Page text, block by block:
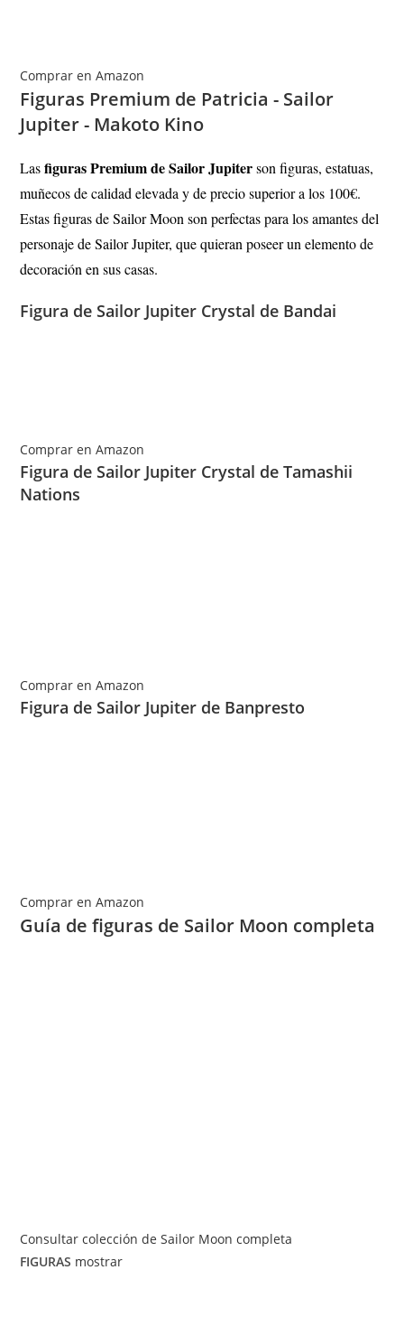
Comprar en Amazon
Figuras Premium de Patricia - Sailor
Jupiter - Makoto Kino
Lasfiguras Premium de Sailor Jupiterson figuras, estatuas,
muñecos de calidad elevada y de precio superior a los 100€.
Estas figuras de Sailor Moon son perfectas para los amantes del
personaje de Sailor Jupiter, que quieran poseer un elemento de
decoración en sus casas.
Figura de Sailor Jupiter Crystal de Bandai
Comprar en Amazon
Figura de Sailor Jupiter Crystal de Tamashii
Nations
Comprar en Amazon
Figura de Sailor Jupiter de Banpresto
Comprar en Amazon
Guía de figuras de Sailor Moon completa
Consultar colección de Sailor Moon completa
FIGURAS mostrar